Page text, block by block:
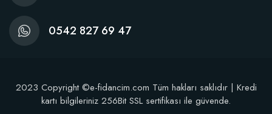
0542 827 69 47
2023 Copyright ©e-fidancim.com Tüm hakları saklıdır | Kredi
kartı bilgileriniz 256Bit SSL sertifikası ile güvende.